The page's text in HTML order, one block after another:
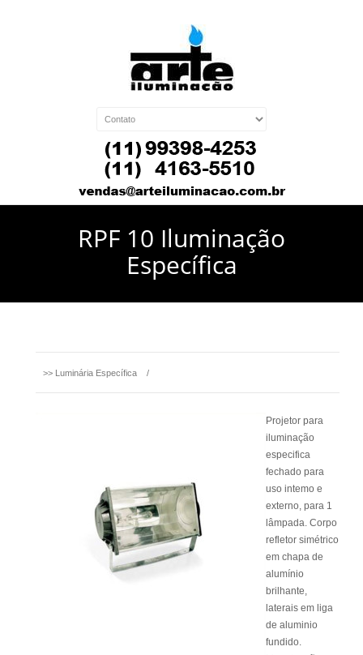
RPF 10 Iluminação
Específica
>> Luminária Específica /
Projetor para
iluminação
especifica
fechado para
uso intemo e
externo, para 1
lâmpada. Corpo
refletor simétrico
em chapa de
alumínio
brilhante,
laterais em liga
de aluminio
fundido.